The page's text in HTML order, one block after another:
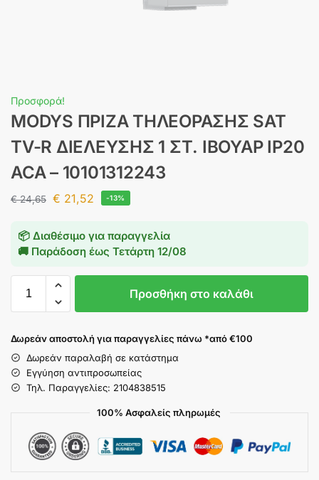
Προσφορά!
MODYS ΠΡΙΖΑ ΤΗΛΕΟΡΑΣΗΣ SAT
ΤV-R ΔΙΕΛΕΥΣΗΣ 1 ΣΤ. ΙΒΟΥΑΡ IP20
ACA – 10101312243
€24,65 € 21,52 -13%
📦 Διαθέσιμο για παραγγελία
🚚 Παράδοση έως Τετάρτη 12/08
Προσθήκη στο καλάθι
Δωρεάν αποστολή για παραγγελίες πάνω *από €100
Δωρεάν παραλαβή σε κατάστημα
Εγγύηση αντιπροσωπείας
Τηλ. Παραγγελίες: 2104838515
100% Ασφαλείς πληρωμές